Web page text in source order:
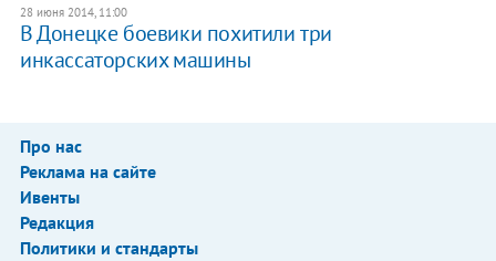
28 июня 2014, 11:00
В Донецке боевики похитили три
инкассаторских машины
Про нас
Реклама на сайте
Ивенты
Редакция
Политики и стандарты